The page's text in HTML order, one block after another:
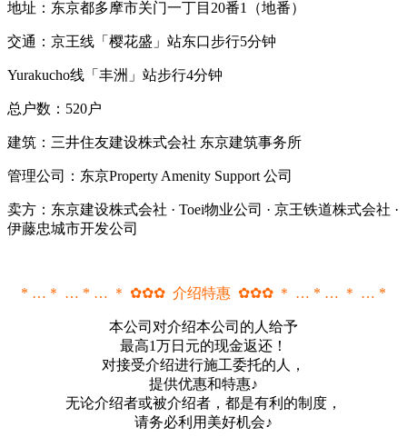
地址：东京都多摩市关门一丁目20番1（地番）
交通：京王线「樱花盛」站东口步行5分钟
Yurakucho线「丰洲」站步行4分钟
总户数：520户
建筑：三井住友建设株式会社 东京建筑事务所
管理公司：东京Property Amenity Support 公司
卖方：东京建设株式会社 · Toei物业公司 · 京王铁道株式会社 ·
伊藤忠城市开发公司
* …＊ … * … ＊ ✿✿✿ 介绍特惠 ✿✿✿ ＊ … * … ＊ … *
本公司对介绍本公司的人给予
最高1万日元的现金返还！
对接受介绍进行施工委托的人，
提供优惠和特惠♪
无论介绍者或被介绍者，都是有利的制度，
请务必利用美好机会♪